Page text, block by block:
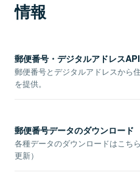
情報
郵便番号・デジタルアドレスAPI
郵便番号とデジタルアドレスから
を提供。
郵便番号データのダウンロード
各種データのダウンロードはこち
更新）